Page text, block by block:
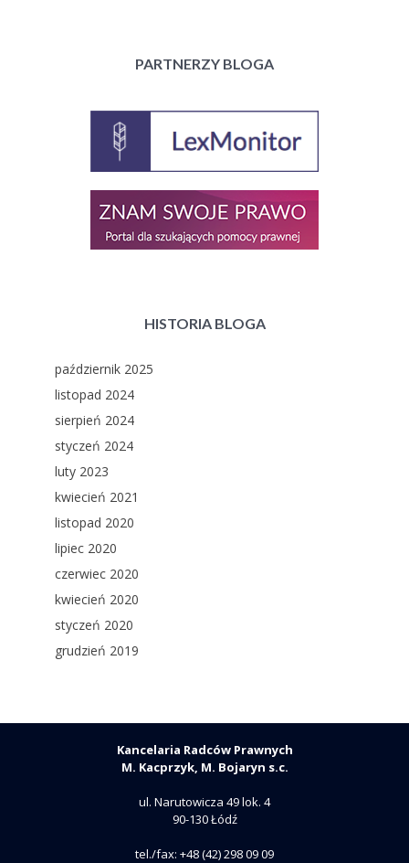
PARTNERZY BLOGA
HISTORIA BLOGA
październik 2025
listopad 2024
sierpień 2024
styczeń 2024
luty 2023
kwiecień 2021
listopad 2020
lipiec 2020
czerwiec 2020
kwiecień 2020
styczeń 2020
grudzień 2019
Kancelaria Radców Prawnych
M. Kacprzyk, M. Bojaryn s.c.
ul. Narutowicza 49 lok. 4
90-130 Łódź
tel./fax: +48 (42) 298 09 09